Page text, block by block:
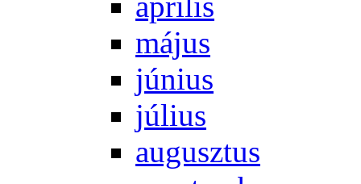
má­jus
jú­ni­us
jú­li­us
au­gusz­tus